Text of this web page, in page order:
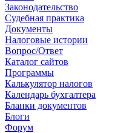
Законодательство
Судебная практика
Документы
Налоговые истории
Вопрос/Ответ
Каталог сайтов
Программы
Калькулятор налогов
Календарь бухгалтера
Бланки документов
Блоги
Форум